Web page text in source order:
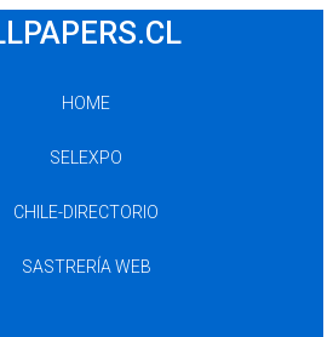
HOME
SELEXPO
CHILE-DIRECTORIO
SASTRERÍA WEB